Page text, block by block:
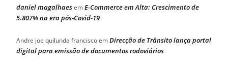
daniel magalhaesemE-Commerce em Alta: Crescimento de
5.807% na era pós-Covid-19
Andre joe quilunda franciscoemDirecção de Trânsito lança portal
digital para emissão de documentos rodoviários